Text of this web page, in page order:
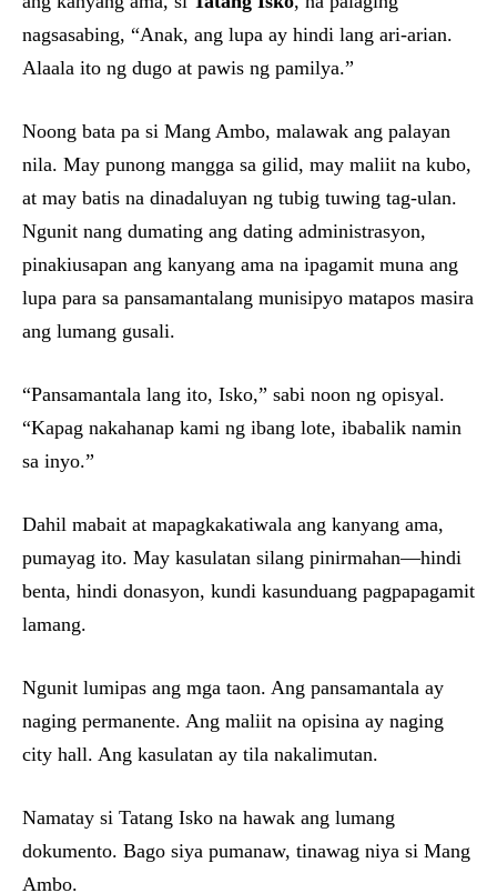
nagsasabing, “Anak, ang lupa ay hindi lang ari-arian.
Alaala ito ng dugo at pawis ng pamilya.”
Noong bata pa si Mang Ambo, malawak ang palayan
nila. May punong mangga sa gilid, may maliit na kubo,
at may batis na dinadaluyan ng tubig tuwing tag-ulan.
Ngunit nang dumating ang dating administrasyon,
pinakiusapan ang kanyang ama na ipagamit muna ang
lupa para sa pansamantalang munisipyo matapos masira
ang lumang gusali.
“Pansamantala lang ito, Isko,” sabi noon ng opisyal.
“Kapag nakahanap kami ng ibang lote, ibabalik namin
sa inyo.”
Dahil mabait at mapagkakatiwala ang kanyang ama,
pumayag ito. May kasulatan silang pinirmahan—hindi
benta, hindi donasyon, kundi kasunduang pagpapagamit
lamang.
Ngunit lumipas ang mga taon. Ang pansamantala ay
naging permanente. Ang maliit na opisina ay naging
city hall. Ang kasulatan ay tila nakalimutan.
Namatay si Tatang Isko na hawak ang lumang
dokumento. Bago siya pumanaw, tinawag niya si Mang
Ambo.